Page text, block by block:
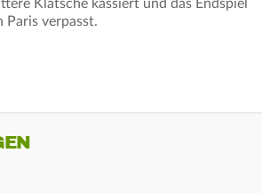
Klatsche kassiert und das Endspiel
Paris verpasst.